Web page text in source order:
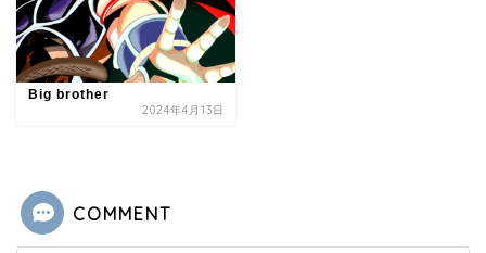
Big brother
2024年4月13日
COMMENT